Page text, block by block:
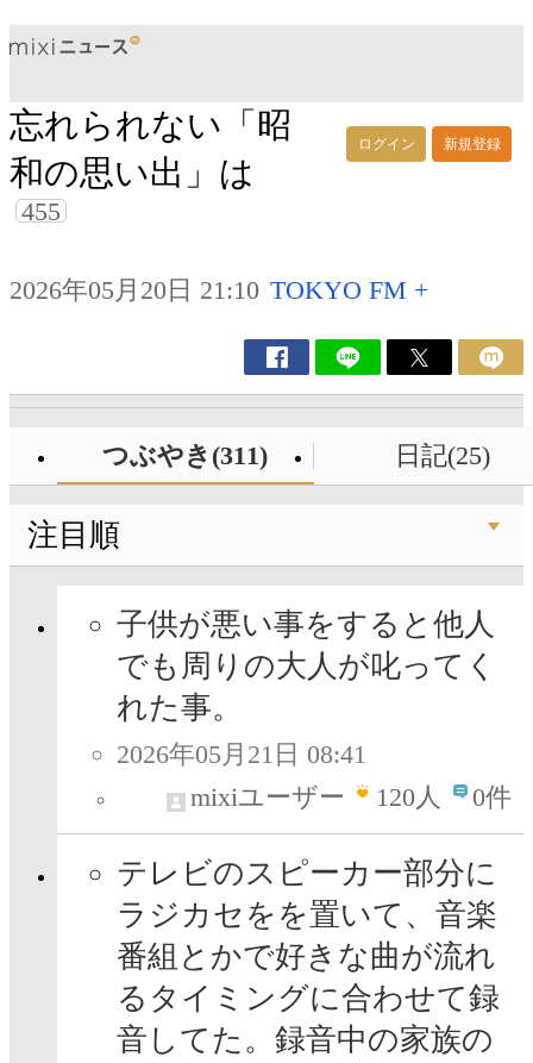
ログイン 新規登録
忘れられない「昭
和の思い出」は
455
2026年05月20日 21:10 TOKYO FM +
つぶやき(311) 日記(25)
注目順
子供が悪い事をすると他人
でも周りの大人が叱ってく
れた事。
2026年05月21日 08:41
mixiユーザー
120人 0件
テレビのスピーカー部分に
ラジカセをを置いて、音楽
番組とかで好きな曲が流れ
るタイミングに合わせて録
音してた。録音中の家族の